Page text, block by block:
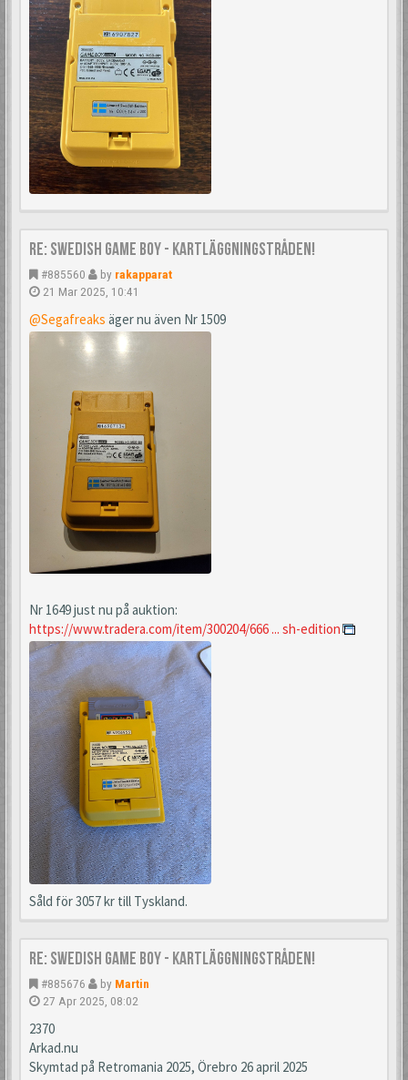
Re: Swedish Game Boy - Kartläggningstråden!
#885560 by rakapparat
21 Mar 2025, 10:41
@Segafreaks äger nu även Nr 1509
Nr 1649 just nu på auktion:
https://www.tradera.com/item/300204/666 ... sh-edition
Såld för 3057 kr till Tyskland.
Re: Swedish Game Boy - Kartläggningstråden!
#885676 by Martin
27 Apr 2025, 08:02
2370
Arkad.nu
Skymtad på Retromania 2025, Örebro 26 april 2025